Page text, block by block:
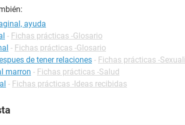
ayuda
- Fichas prácticas -Glosario
- Fichas prácticas -Glosario
de tener relaciones - Fichas prácticas -
marron - Fichas prácticas -Salud
- Fichas prácticas -Ideas recibidas